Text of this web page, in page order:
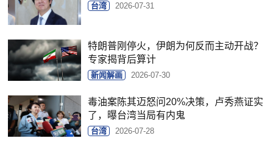
台湾 2026-07-31
特朗普刚停火，伊朗为何反而主动开战？
专家揭背后算计
新闻解画 2026-07-30
毒油案陈其迈怒问20%决策，卢秀燕证实
了，曝台湾当局有内鬼
台湾 2026-07-28